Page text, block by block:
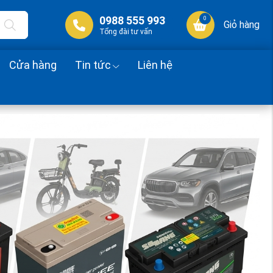
0988 555 993
Tổng đài tư vấn
0
Giỏ hàng
Cửa hàng Tin tức Liên hệ